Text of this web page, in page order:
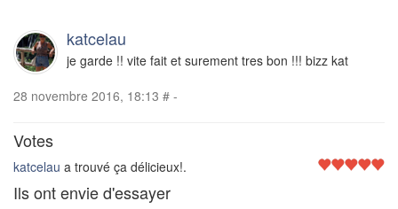
katcelau
je garde !! vite fait et surement tres bon !!! bizz kat
28 novembre 2016, 18:13 # -
Votes
katcelau a trouvé ça délicieux!.
Ils ont envie d'essayer